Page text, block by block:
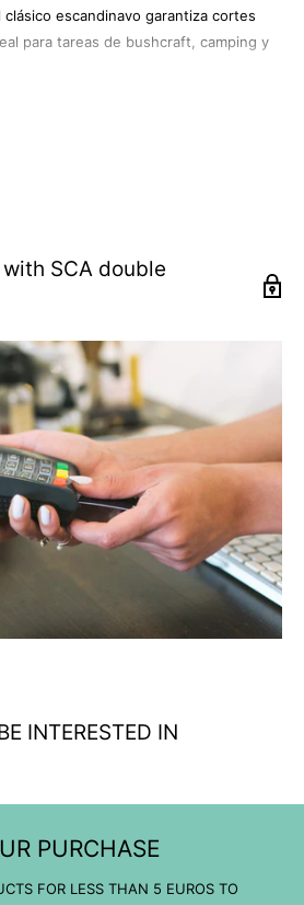
escandinavo garantiza cortes
para tareas de bushcraft, camping y
y un peso equilibrado de 154
calidad: resistente a la corrosión y
perfecto para bushcraft y
oliva: agarre seguro y cómodo en
portabilidad sin sacrificar funcionalidad
tradición y fiabilidad en herramientas
SCA double
INTERESTED IN
PURCHASE
FOR LESS THAN 5 EUROS TO